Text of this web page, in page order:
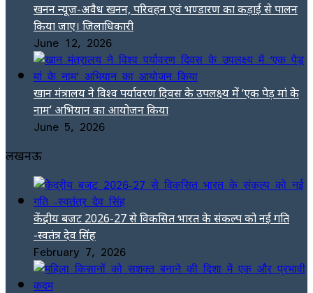
खनन न्यूज-अवैध खनन, परिवहन एवं भण्डारण का कड़ाई से पालन
किया जाए। जिलाधिकारी
June 12, 2026
खान मंत्रालय ने विश्व पर्यावरण दिवस के उपलक्ष्य में ‘एक पेड़ मां के
नाम’ अभियान का आयोजन किया
June 5, 2026
लखनऊ
केंद्रीय बजट 2026-27 से विकसित भारत के संकल्प को नई गति
-स्वतंत्र देव सिंह
February 7, 2026